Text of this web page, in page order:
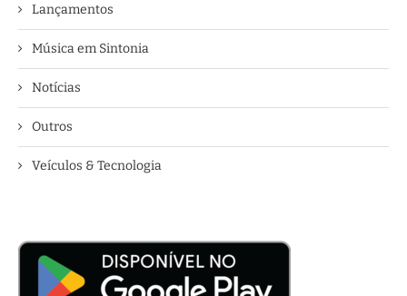
Lançamentos
Música em Sintonia
Notícias
Outros
Veículos & Tecnologia